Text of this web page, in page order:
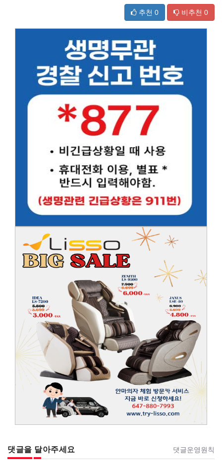
추천 0 비추천 0
댓글을 달아주세요 댓글운영원칙